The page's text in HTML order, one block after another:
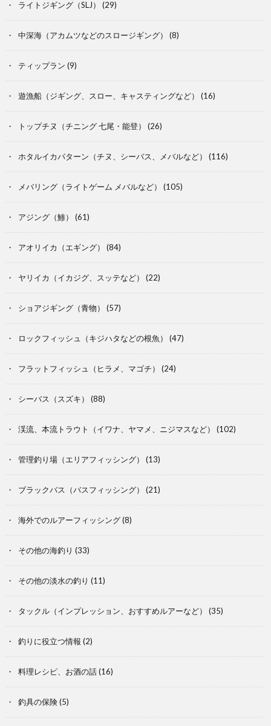
ライトジギング（SLJ） (29)
中深海（アカムツなどのスロージギング） (8)
ティップラン (9)
遊漁船（ジギング、スロー、キャスティングなど） (16)
トップチヌ（チニング 七尾・能登） (26)
ホタルイカパターン（チヌ、シーバス、メバルなど） (116)
メバリング（ライトゲーム メバルなど） (105)
アジング（鯵） (61)
アオリイカ（エギング） (84)
ヤリイカ（イカジグ、スッテなど） (22)
ショアジギング（青物） (57)
ロックフィッシュ（キジハタなどの根魚） (47)
フラットフィッシュ（ヒラメ、マゴチ） (24)
シーバス（スズキ） (88)
渓流、本流トラウト（イワナ、ヤマメ、ニジマスなど） (102)
管理釣り場（エリアフィッシング） (13)
ブラックバス（バスフィッシング） (21)
海外でのルアーフィッシング(8)
その他の海釣り (33)
その他の淡水の釣り (11)
タックル（インプレッション、おすすめルアーなど） (35)
釣りに役立つ情報 (2)
料理レシピ、お酒の話(16)
釣具の保険(5)